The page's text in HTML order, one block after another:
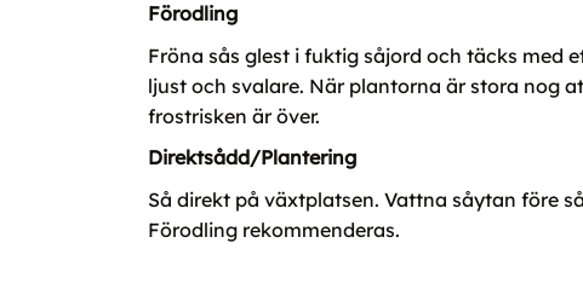
Förodling
Fröna sås glest i fuktig såjord och täcks med
ljust och svalare. När plantorna är stora nog
frostrisken är över.
Direktsådd/Plantering
Så direkt på växtplatsen. Vattna såytan före
Förodling rekommenderas.